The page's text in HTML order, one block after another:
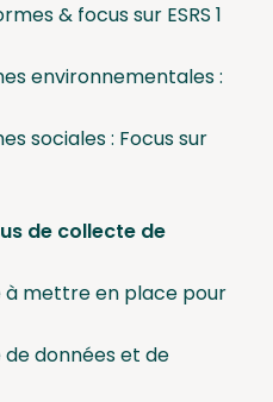
& focus sur ESRS 1
environnementales :
sociales : Focus sur
de collecte de
à mettre en place pour
données et de